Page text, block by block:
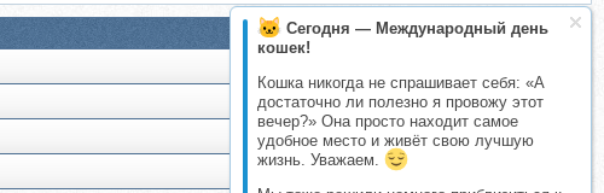
Сегодня — Международный день
кошек!
Кошка никогда не спрашивает себя: «А
достаточно ли полезно я провожу этот
вечер?» Она просто находит самое
удобное место и живёт свою лучшую
жизнь. Уважаем.